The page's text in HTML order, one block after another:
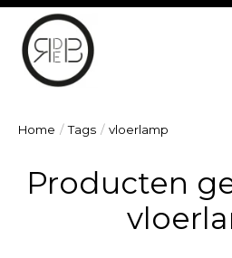
Home / Tags / vloerlamp
Producten